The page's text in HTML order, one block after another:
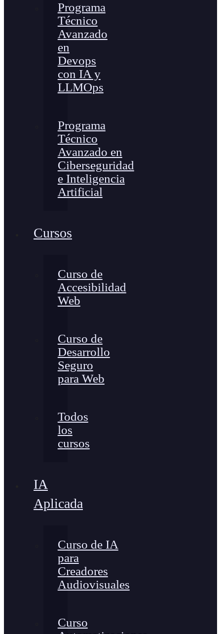
Programa
Técnico
Avanzado
en
Devops
con IA y
LLMOps
Programa
Técnico
Avanzado en
Ciberseguridad
e Inteligencia
Artificial
Cursos
Curso de
Accesibilidad
Web
Curso de
Desarrollo
Seguro
para Web
Todos
los
cursos
IA
Aplicada
Curso de IA
para
Creadores
Audiovisuales
Curso